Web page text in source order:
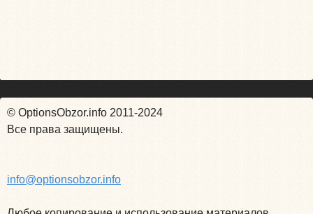
© OptionsObzor.info 2011-2024
Все права защищены.
info@optionsobzor.info